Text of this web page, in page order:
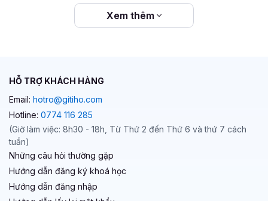
Xem thêm
HỖ TRỢ KHÁCH HÀNG
Email: hotro@gitiho.com
Hotline: 0774 116 285
(Giờ làm việc: 8h30 - 18h, Từ Thứ 2 đến Thứ 6 và thứ 7 cách
tuần)
Những câu hỏi thường gặp
Hướng dẫn đăng ký khoá học
Hướng dẫn đăng nhập